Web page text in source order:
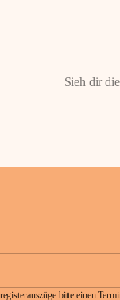
Sieh dir
bitte einen